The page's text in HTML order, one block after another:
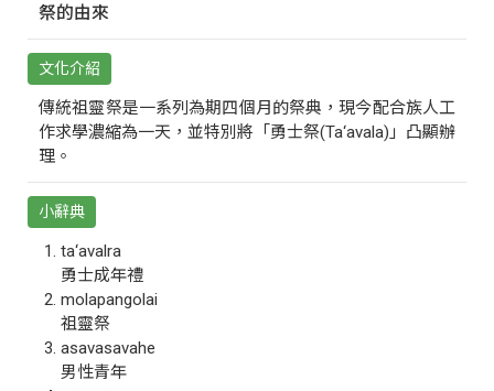
祭的由來
文化介紹
傳統祖靈祭是一系列為期四個月的祭典，現今配合族人工
作求學濃縮為一天，並特別將「勇士祭(Ta‘avala)」凸顯辦
理。
小辭典
ta‘avalra
勇士成年禮
molapangolai
祖靈祭
asavasavahe
男性青年